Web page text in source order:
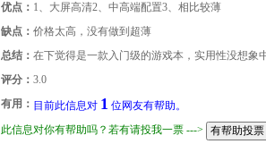
优点： 1、大屏高清2、中高端配置3、相比较薄
缺点： 价格太高，没有做到超薄
总结： 在下觉得是一款入门级的游戏本，实用性没想象
评分： 3.0
有用： 目前此信息对 1 位网友有帮助。
此信息对你有帮助吗？若有请投我一票 --->